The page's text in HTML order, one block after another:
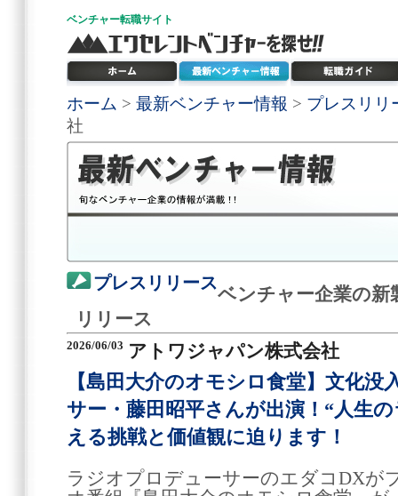
ベンチャー転職サイト
ホーム > 最新ベンチャー情報 > プレスリリ
社
プレスリリース
ベンチャー企業の新
リリース
2026/06/03 アトワジャパン株式会社
【島田大介のオモシロ食堂】文化
サー・藤田昭平さんが出演！“人生
える挑戦と価値観に迫ります！
ラジオプロデューサーのエダコDXが